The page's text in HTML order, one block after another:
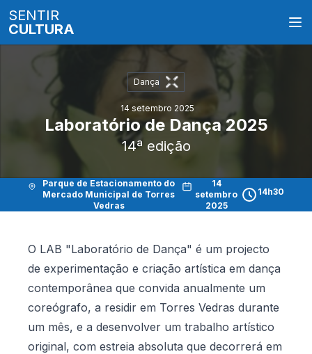
SENTIR
CULTURA
Dança
14 setembro 2025
Laboratório de Dança 2025
14ª edição
Parque de Estacionamento do
Mercado Municipal de Torres
Vedras
14
setembro
2025
14h30
O LAB "Laboratório de Dança" é um projecto
de experimentação e criação artística em dança
contemporânea que convida anualmente um
coreógrafo, a residir em Torres Vedras durante
um mês, e a desenvolver um trabalho artístico
original, com estreia absoluta que decorrerá em